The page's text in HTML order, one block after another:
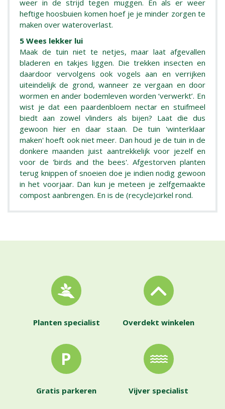
weer in de strijd tegen muggen. En als er weer
heftige hoosbuien komen hoef je je minder zorgen te
maken over wateroverlast.
5 Wees lekker lui
Maak de tuin niet te netjes, maar laat afgevallen
bladeren en takjes liggen. Die trekken insecten en
daardoor vervolgens ook vogels aan en verrijken
uiteindelijk de grond, wanneer ze vergaan en door
wormen en ander bodemleven worden ‘verwerkt’. En
wist je dat een paardenbloem nectar en stuifmeel
biedt aan zowel vlinders als bijen? Laat die dus
gewoon hier en daar staan. De tuin 'winterklaar
maken' hoeft ook niet meer. Dan houd je de tuin in de
donkere maanden juist aantrekkelijk voor jezelf en
voor de 'birds and the bees'. Afgestorven planten
terug knippen of snoeien doe je indien nodig gewoon
in het voorjaar. Dan kun je meteen je zelfgemaakte
compost aanbrengen. En is de (recycle)cirkel rond.
Planten specialist Overdekt winkelen
Gratis parkeren Vijver specialist